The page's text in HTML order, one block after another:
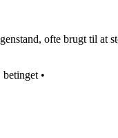
ofte brugt til at
betinget •